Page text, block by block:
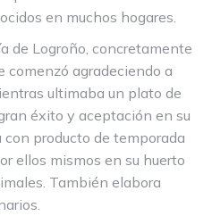
en muchos hogares.
de Logroño, concretamente
comenzó agradeciendo a
ultimaba un plato de
éxito y aceptación en su
producto de temporada
ellos mismos en su huerto
También elabora